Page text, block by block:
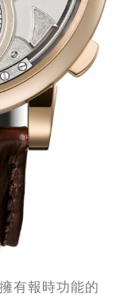
有報時功能的